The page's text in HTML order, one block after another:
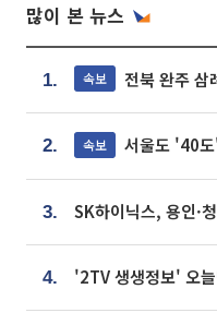
많이 본 뉴스
1. 속보 전북 완주 삼
2. 속보 서울도 '40
3.
4.